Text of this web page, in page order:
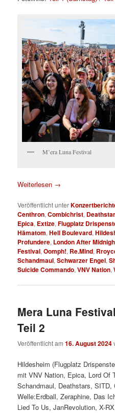
M’era Luna Festival
Weiterlesen →
Veröffentlicht unter
Centhron,Combichrist,
Epica, Extize,Flugplatz
Hämatom,Hell Boulevard,
Profundere, London After
Festival,Oomph!, Re.Mind,
Schandmaul,Schwarzer Engel,
Suicide Commando,VNV Nation,
Mera Luna
Teil 2
Veröffentlicht am16. August 2024
Hildesheim (Flugplatz
mit VNV Nation, Epica, Lord Of
Schandmaul, Deathstars, SITD,
Welle:Erdball, Zeraphine, Das
Lied To Us, JanRevolution, X-